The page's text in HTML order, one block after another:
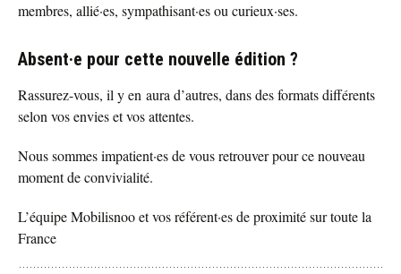
membres, allié·es, sympathisant·es ou curieux·ses.
Absent·e pour cette nouvelle édition ?
Rassurez-vous, il y en aura d’autres, dans des formats différents
selon vos envies et vos attentes.
Nous sommes impatient·es de vous retrouver pour ce nouveau
moment de convivialité.
L’équipe Mobilisnoo et vos référent·es de proximité sur toute la
France